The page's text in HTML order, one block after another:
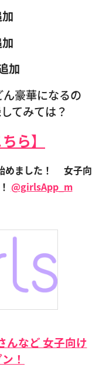
加
豪華になるの
てみては？
ら】
めました！
女子向
@girlsApp_m
んなど 女子向け
！